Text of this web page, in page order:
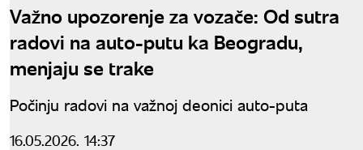
Važno upozorenje za vozače: Od sutra
radovi na auto-putu ka Beogradu,
menjaju se trake
Počinju radovi na važnoj deonici auto-puta
16.05.2026. 14:37